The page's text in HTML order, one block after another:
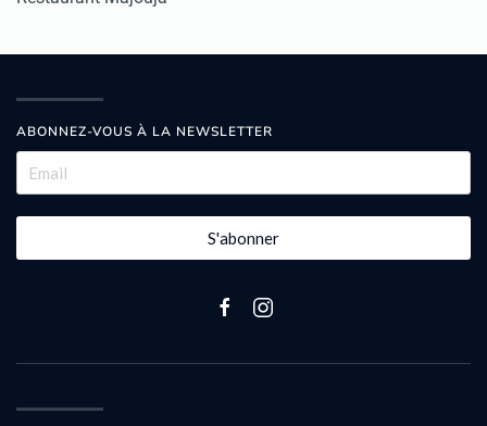
ABONNEZ-VOUS À LA NEWSLETTER
S'abonner